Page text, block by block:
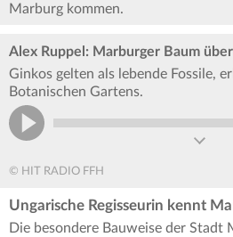
Marburg kommen.
Alex Ruppel: Marburger Baum
Ginkos gelten als lebende Fossile,
Botanischen Gartens.
© HIT RADIO FFH
Ungarische Regisseurin kennt
Die besondere Bauweise der Stadt